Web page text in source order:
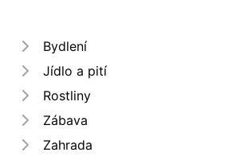
Bydlení
Jídlo a pití
Rostliny
Zábava
Zahrada